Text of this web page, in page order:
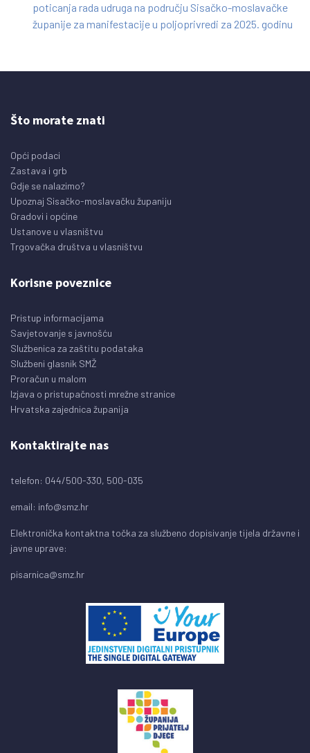
poticanja rada udruga na području Sisačko-moslavačke
županije za manifestacije u poljoprivredi za 2025. godinu
Što morate znati
Opći podaci
Zastava i grb
Gdje se nalazimo?
Upoznaj Sisačko-moslavačku županiju
Gradovi i općine
Ustanove u vlasništvu
Trgovačka društva u vlasništvu
Korisne poveznice
Pristup informacijama
Savjetovanje s javnošću
Službenica za zaštitu podataka
Službeni glasnik SMŽ
Proračun u malom
Izjava o pristupačnosti mrežne stranice
Hrvatska zajednica županija
Kontaktirajte nas
telefon: 044/500-330, 500-035
email: info@smz.hr
Elektronička kontaktna točka za službeno dopisivanje tijela državne i
javne uprave:
pisarnica@smz.hr